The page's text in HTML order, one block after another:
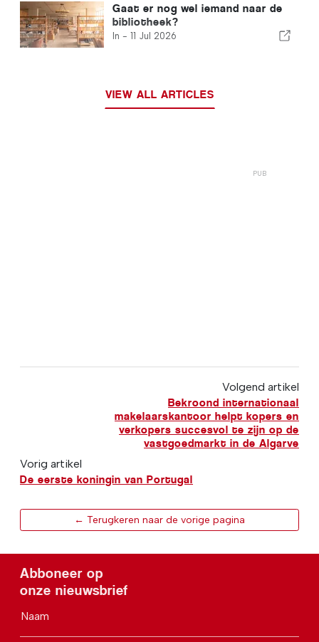
Gaat er nog wel iemand naar de
bibliotheek?
In - 11 Jul 2026
VIEW ALL ARTICLES
Volgend artikel
Bekroond internationaal
makelaarskantoor helpt kopers en
verkopers succesvol te zijn op de
vastgoedmarkt in de Algarve
Vorig artikel
De eerste koningin van Portugal
← Terugkeren naar de vorige pagina
Abboneer op
onze nieuwsbrief
Naam